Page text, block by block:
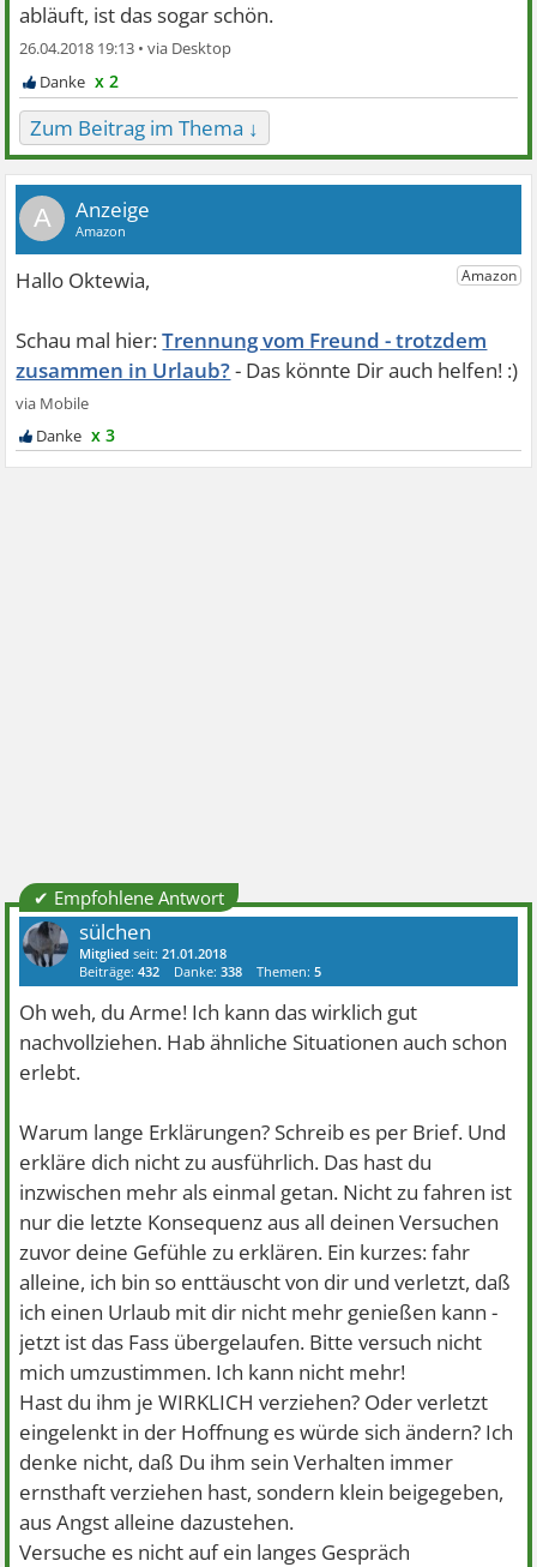
abläuft, ist das sogar schön.
26.04.2018 19:13 •
x 2
Zum Beitrag im Thema ↓
A
Trennung vom Freund - trotzdem
zusammen in Urlaub?
x 3
✔ Empfohlene Antwort
sülchen
Mitglied seit:21.01.2018
Beiträge:432 Danke:338 Themen:5
Oh weh, du Arme! Ich kann das wirklich gut
nachvollziehen. Hab ähnliche Situationen auch schon
erlebt.
Warum lange Erklärungen? Schreib es per Brief. Und
erkläre dich nicht zu ausführlich. Das hast du
inzwischen mehr als einmal getan. Nicht zu fahren ist
nur die letzte Konsequenz aus all deinen Versuchen
zuvor deine Gefühle zu erklären. Ein kurzes: fahr
alleine, ich bin so enttäuscht von dir und verletzt, daß
ich einen Urlaub mit dir nicht mehr genießen kann -
jetzt ist das Fass übergelaufen. Bitte versuch nicht
mich umzustimmen. Ich kann nicht mehr!
Hast du ihm je WIRKLICH verziehen? Oder verletzt
eingelenkt in der Hoffnung es würde sich ändern? Ich
denke nicht, daß Du ihm sein Verhalten immer
ernsthaft verziehen hast, sondern klein beigegeben,
aus Angst alleine dazustehen.
Versuche es nicht auf ein langes Gespräch